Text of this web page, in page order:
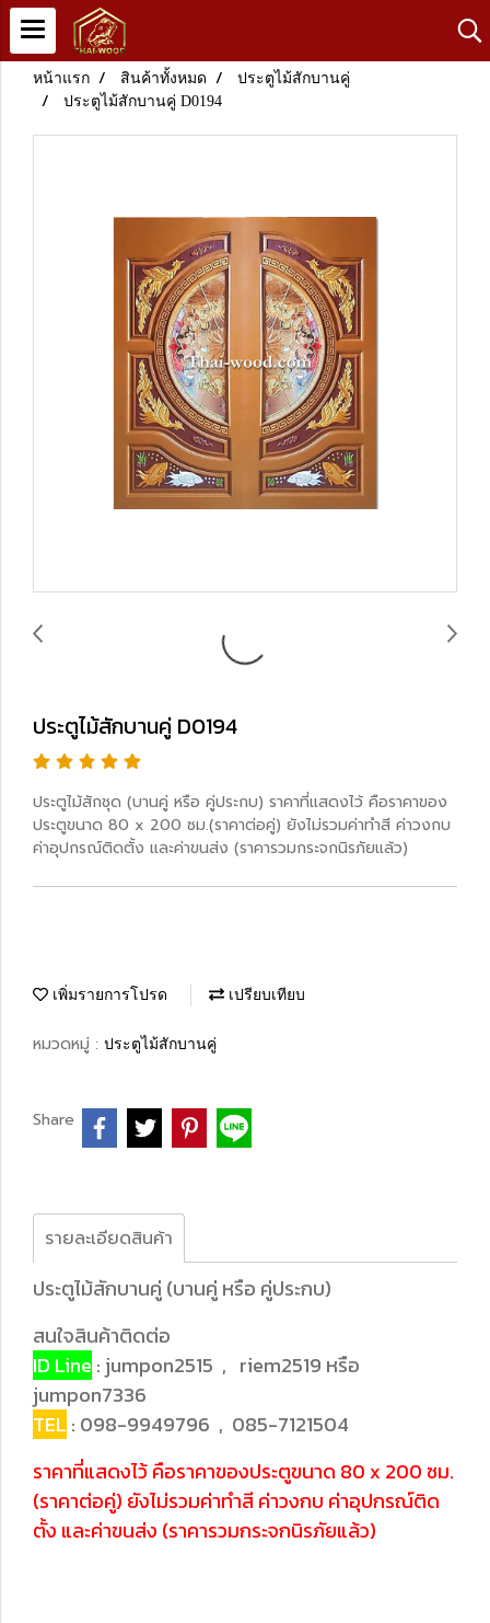
หน้าแรก สินค้าทั้งหมด
ประตูไม้สักบานคู่
ประตูไม้สักบานคู่ D0194
ประตูไม้สักบานคู่ D0194
ประตูไม้สักชุด (บานคู่ หรือ คู่ประกบ) ราคาที่แสดงไว้ คือราคาของ
ประตูขนาด 80 x 200 ซม.(ราคาต่อคู่) ยังไม่รวมค่าทำสี ค่าวงกบ
ค่าอุปกรณ์ติดตั้ง และค่าขนส่ง (ราคารวมกระจกนิรภัยแล้ว)
เพิ่มรายการโปรด เปรียบเทียบ
หมวดหมู่ : ประตูไม้สักบานคู่
Share
รายละเอียดสินค้า
ประตูไม้สักบานคู่ (บานคู่ หรือ คู่ประกบ)
สนใจสินค้าติดต่อ
ID Line : jumpon2515 , riem2519 หรือ
jumpon7336
TEL : 098-9949796 , 085-7121504
ราคาที่แสดงไว้ คือราคาของประตูขนาด 80 x 200 ซม.
(ราคาต่อคู่) ยังไม่รวมค่าทำสี ค่าวงกบ ค่าอุปกรณ์ติด
ตั้ง และค่าขนส่ง (ราคารวมกระจกนิรภัยแล้ว)